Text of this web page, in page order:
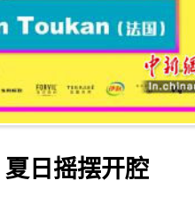
日摇摆开腔